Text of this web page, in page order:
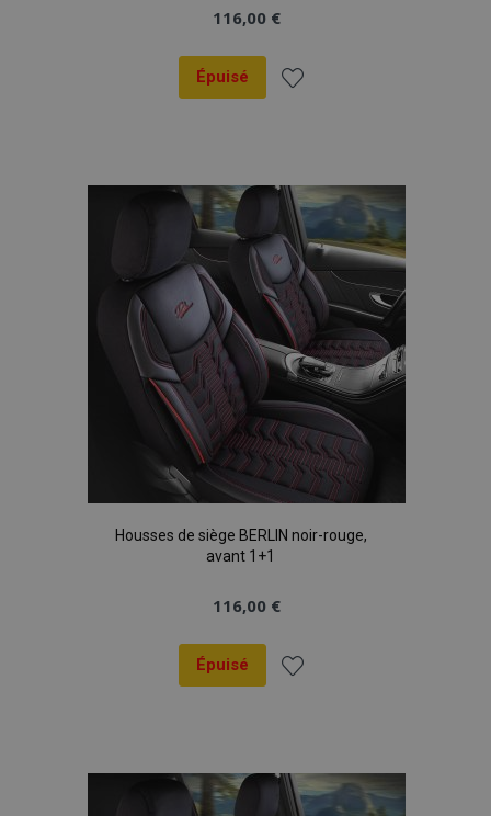
116,00 €
Épuisé
liste
d'achats
Housses de siège BERLIN noir-rouge,
avant 1+1
116,00 €
Épuisé
liste